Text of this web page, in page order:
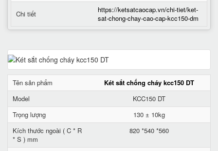
Chi tiết
https://ketsatcaocap.vn/chi-tiet/ket-
sat-chong-chay-cao-cap-kcc150-dm
Tên sản phẩm
Két sắt chống cháy kcc150 DT
Model
KCC150 DT
Trọng lượng
130 ± 10kg
Kích thước ngoài ( C * R
* S ) mm
820 *540 *560